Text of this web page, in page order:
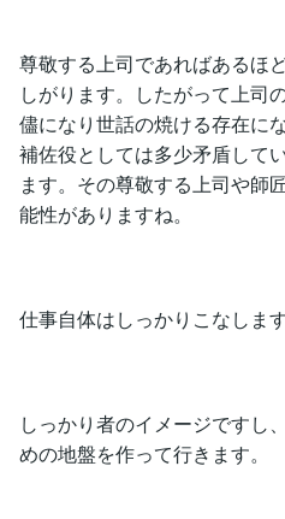
尊敬する上司であればあるほ
しがります。したがって上司
儘になり世話の焼ける存在に
補佐役としては多少矛盾して
ます。その尊敬する上司や師
能性がありますね。
仕事自体はしっかりこなしま
しっかり者のイメージですし
めの地盤を作って行きます。